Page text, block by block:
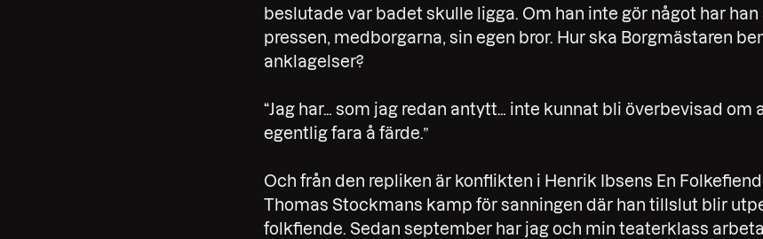
beslutade var badet skulle ligga. Om han inte gör något har
pressen, medborgarna, sin egen bror. Hur ska Borgmästaren
anklagelser?
“Jag har… som jag redan antytt… inte kunnat bli överbevisad om
egentlig fara å färde.”
Och från den repliken är konflikten i Henrik Ibsens En
Thomas Stockmans kamp för sanningen där han tillslut blir
folkfiende. Sedan september har jag och min teaterklass